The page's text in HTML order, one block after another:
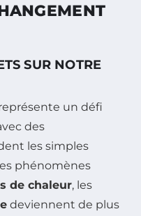
SUR NOTRE
un défi
des
les simples
phénomènes
de chaleur, les
deviennent de plus